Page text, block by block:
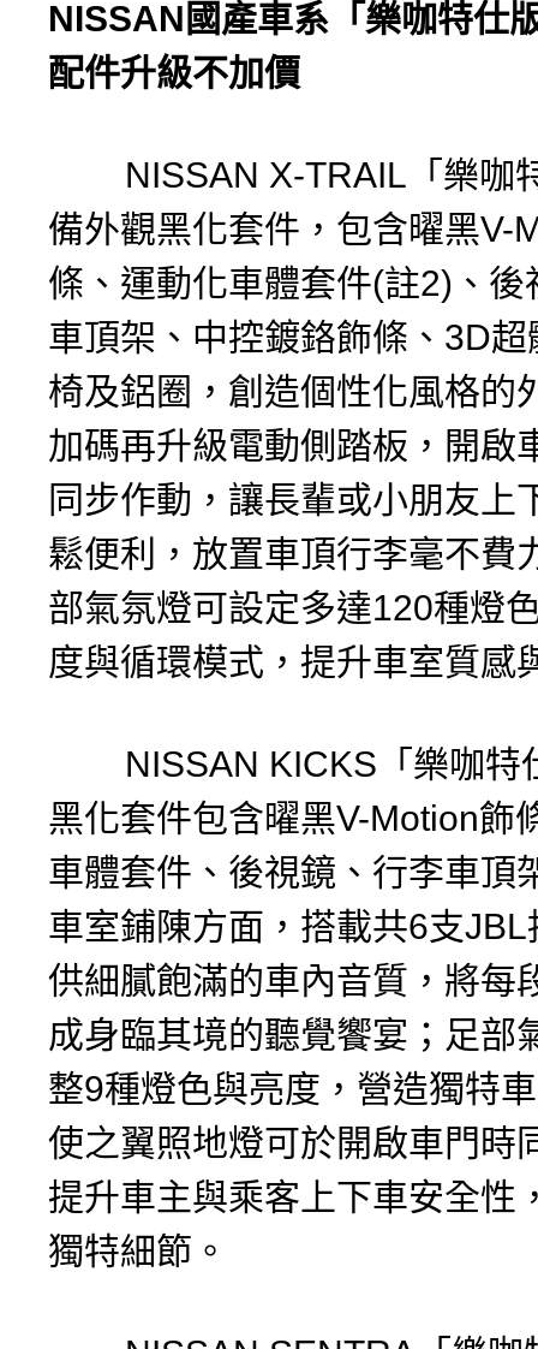
NISSAN 國產車系「樂咖特仕
配件升級不加價
NISSAN X-TRAIL「樂咖
備外觀黑化套件，包含曜黑V-
條、運動化車體套件(註2)、後
車頂架、中控鍍鉻飾條、3D
椅及鋁圈，創造個性化風格的
加碼再升級電動側踏板，開啟
同步作動，讓長輩或小朋友上
鬆便利，放置車頂行李毫不費
部氣氛燈可設定多達120種燈
度與循環模式，提升車室質感
NISSAN KICKS「樂咖特
黑化套件包含曜黑V-Motion飾
車體套件、後視鏡、行李車頂
車室鋪陳方面，搭載共6支
供細膩飽滿的車內音質，將每
成身臨其境的聽覺饗宴；足部
整9種燈色與亮度，營造獨特
使之翼照地燈可於開啟車門時
提升車主與乘客上下車安全性
獨特細節。